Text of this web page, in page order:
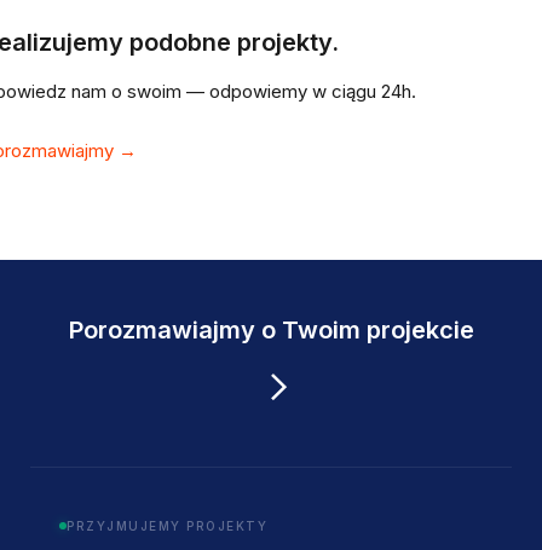
podobne projekty.
nam o swoim — odpowiemy w ciągu 24h.
→
Porozmawiajmy o Twoim projekcie
PRZYJMUJEMY PROJEKTY